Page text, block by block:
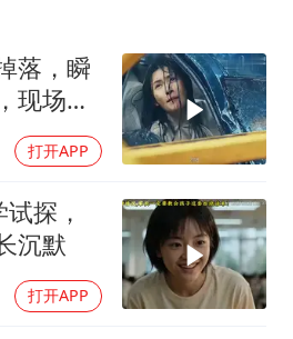
机真会“偷听”我们说话吗
上半年全球新能源乘用车销量1122万台
加沙约14万栋建筑被完全摧毁
从科技创新看开局起步的时与势
落，瞬
现场状
打开APP
探，
沉默
打开APP